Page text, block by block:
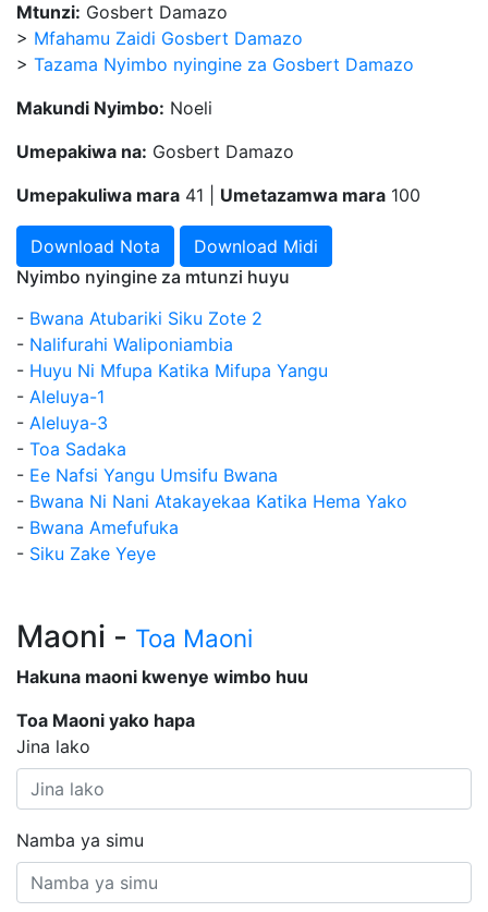
Mtunzi: Gosbert Damazo
> Mfahamu Zaidi Gosbert Damazo
> Tazama Nyimbo nyingine za Gosbert Damazo
Makundi Nyimbo: Noeli
Umepakiwa na: Gosbert Damazo
Umepakuliwa mara 41 | Umetazamwa mara 100
Download Nota
Download Midi
Nyimbo nyingine za mtunzi huyu
- Bwana Atubariki Siku Zote 2
- Nalifurahi Waliponiambia
- Huyu Ni Mfupa Katika Mifupa Yangu
- Aleluya-1
- Aleluya-3
- Toa Sadaka
- Ee Nafsi Yangu Umsifu Bwana
- Bwana Ni Nani Atakayekaa Katika Hema Yako
- Bwana Amefufuka
- Siku Zake Yeye
Maoni - Toa Maoni
Hakuna maoni kwenye wimbo huu
Toa Maoni yako hapa
Jina lako
Namba ya simu